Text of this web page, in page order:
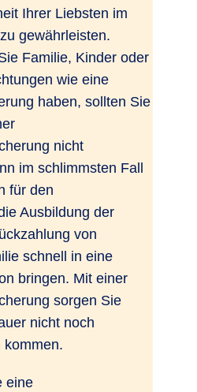
Ihrer Liebsten im
gewährleisten.
Familie, Kinder oder
wie eine
haben, sollten Sie
nicht
im schlimmsten Fall
für den
Ausbildung der
von
schnell in eine
bringen. Mit einer
sorgen Sie
nicht noch
kommen.
eine